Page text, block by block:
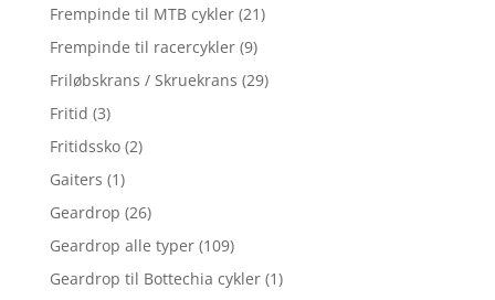
Frempinde til MTB cykler (21)
Frempinde til racercykler (9)
Friløbskrans / Skruekrans (29)
Fritid (3)
Fritidssko (2)
Gaiters (1)
Geardrop (26)
Geardrop alle typer (109)
Geardrop til Bottechia cykler (1)